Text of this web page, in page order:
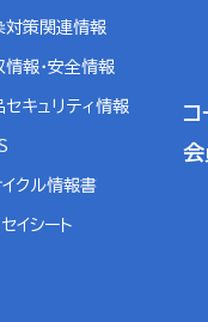
対策関連情報
情報・安全情報
セキュリティ情報
イクル情報書
イシート
コ
会